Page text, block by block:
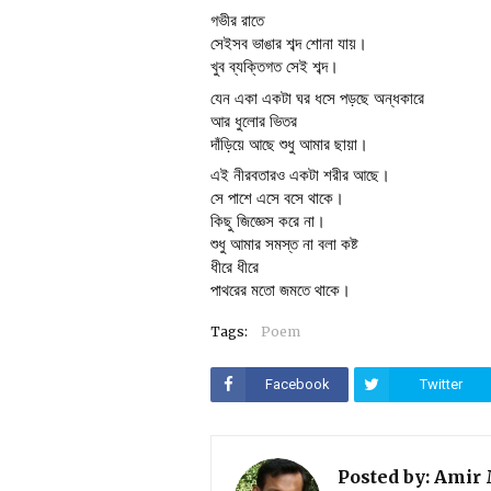
গভীর রাতে
সেইসব ভাঙার শব্দ শোনা যায়।
খুব ব্যক্তিগত সেই শব্দ।
যেন একা একটা ঘর ধসে পড়ছে অন্ধকারে
আর ধুলোর ভিতর
দাঁড়িয়ে আছে শুধু আমার ছায়া।
এই নীরবতারও একটা শরীর আছে।
সে পাশে এসে বসে থাকে।
কিছু জিজ্ঞেস করে না।
শুধু আমার সমস্ত না বলা কষ্ট
ধীরে ধীরে
পাথরের মতো জমতে থাকে।
Tags: Poem
Facebook Twitter
Posted by: Amir